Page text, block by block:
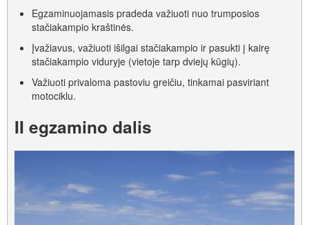
Egzaminuojamasis pradeda važiuoti nuo trumposios
stačiakampio kraštinės.
Įvažiavus, važiuoti išilgai stačiakampio ir pasukti į kairę
stačiakampio viduryje (vietoje tarp dviejų kūgių).
Važiuoti privaloma pastoviu greičiu, tinkamai pasviriant
motociklu.
II egzamino dalis